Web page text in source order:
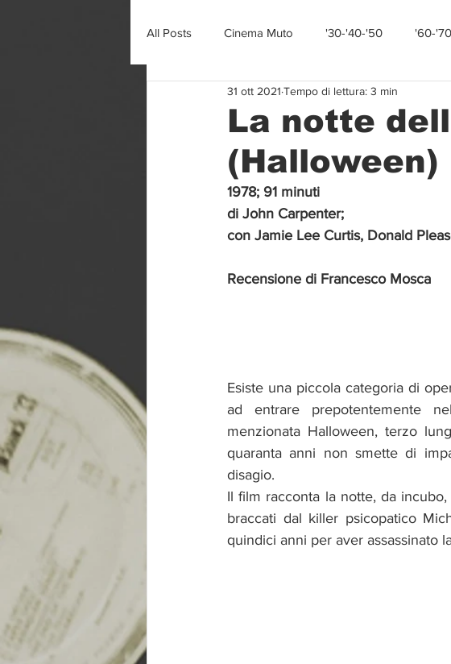
All Posts Cinema Muto '30-'40-'50 '60-'70
La notte
(Halloween)
31 ott 2021 Tempo di lettura: 3 min
1978; 91 minuti
di John Carpenter;
con Jamie Lee Curtis, Donald
Recensione di Francesco Mosca
Esiste una piccola categoria di
ad entrare prepotentemente
menzionata Halloween, terzo
quaranta anni non smette di
disagio.
Il film racconta la notte, da
braccati dal killer psicopatico
quindici anni per aver assassinato